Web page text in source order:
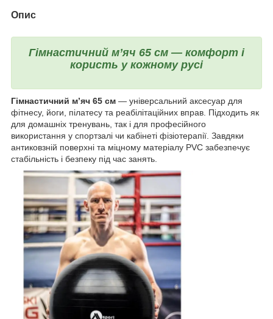
Опис
Гімнастичний м’яч 65 см — комфорт і
користь у кожному русі
Гімнастичний м’яч 65 см — універсальний аксесуар для
фітнесу, йоги, пілатесу та реабілітаційних вправ. Підходить як
для домашніх тренувань, так і для професійного
використання у спортзалі чи кабінеті фізіотерапії. Завдяки
антиковзній поверхні та міцному матеріалу PVC забезпечує
стабільність і безпеку під час занять.